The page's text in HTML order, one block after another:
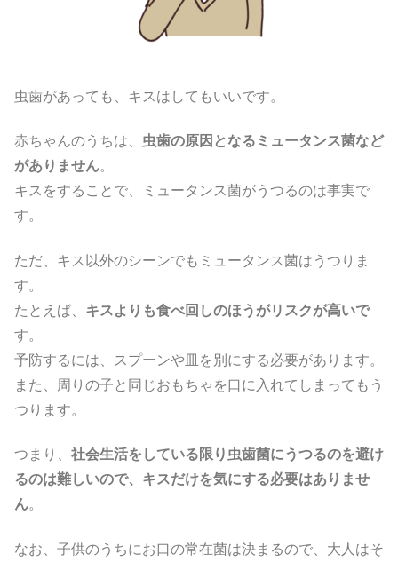
虫歯があっても、キスはしてもいいです。
赤ちゃんのうちは、 虫歯の原因となるミュータンス菌など
がありません。
キスをすることで、ミュータンス菌がうつるのは事実で
す。
ただ、キス以外のシーンでもミュータンス菌はうつりま
す。
たとえば、 キスよりも食べ回しのほうがリスクが高いで
す。
予防するには、スプーンや皿を別にする必要があります。
また、周りの子と同じおもちゃを口に入れてしまってもう
つります。
つまり、 社会生活をしている限り虫歯菌にうつるのを避け
るのは難しいので、キスだけを気にする必要はありませ
ん。
なお、子供のうちにお口の常在菌は決まるので、大人はそ